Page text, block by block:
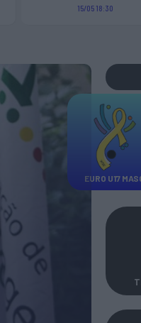
15/05 18:30
EURO U17